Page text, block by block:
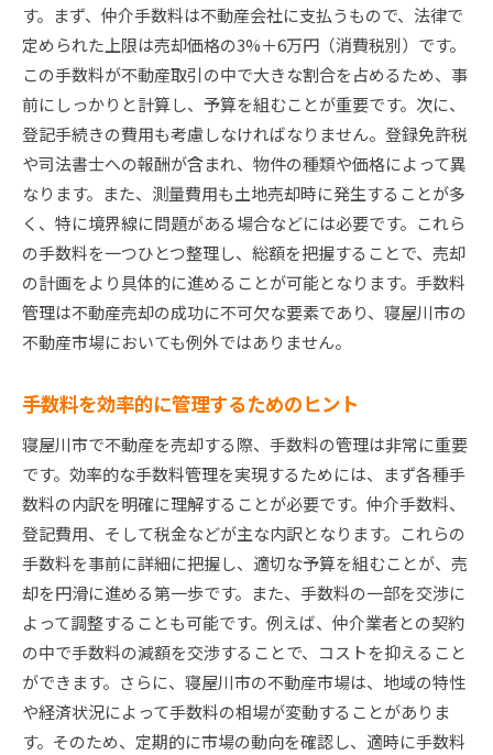
す。まず、仲介手数料は不動産会社に支払うもので、法律で
定められた上限は売却価格の3%＋6万円（消費税別）です。
この手数料が不動産取引の中で大きな割合を占めるため、事
前にしっかりと計算し、予算を組むことが重要です。次に、
登記手続きの費用も考慮しなければなりません。登録免許税
や司法書士への報酬が含まれ、物件の種類や価格によって異
なります。また、測量費用も土地売却時に発生することが多
く、特に境界線に問題がある場合などには必要です。これら
の手数料を一つひとつ整理し、総額を把握することで、売却
の計画をより具体的に進めることが可能となります。手数料
管理は不動産売却の成功に不可欠な要素であり、寝屋川市の
不動産市場においても例外ではありません。
手数料を効率的に管理するためのヒント
寝屋川市で不動産を売却する際、手数料の管理は非常に重要
です。効率的な手数料管理を実現するためには、まず各種手
数料の内訳を明確に理解することが必要です。仲介手数料、
登記費用、そして税金などが主な内訳となります。これらの
手数料を事前に詳細に把握し、適切な予算を組むことが、売
却を円滑に進める第一歩です。また、手数料の一部を交渉に
よって調整することも可能です。例えば、仲介業者との契約
の中で手数料の減額を交渉することで、コストを抑えること
ができます。さらに、寝屋川市の不動産市場は、地域の特性
や経済状況によって手数料の相場が変動することがありま
す。そのため、定期的に市場の動向を確認し、適時に手数料